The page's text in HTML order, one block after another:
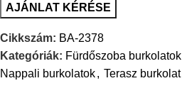
AJÁNLAT KÉRÉSE
Cikkszám: BA-2378
Kategóriák: Fürdőszoba burkolatok
Nappali burkolatok, Terasz burkolat